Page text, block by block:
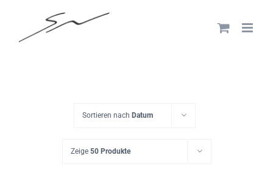
content
Sortieren nach Datum
Zeige 50 Produkte